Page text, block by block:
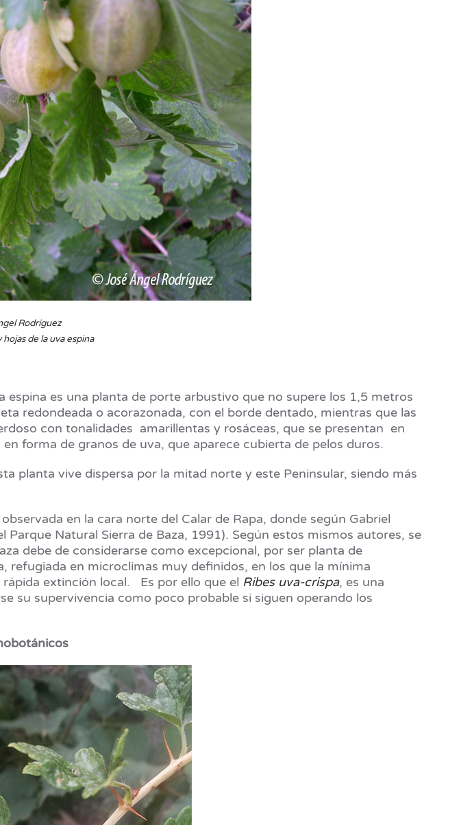
Rodríguez
de la uva espina
es una planta de porte arbustivo que no supere los 1,5 metros
redondeada o acorazonada, con el borde dentado, mientras que las
con tonalidades amarillentas y rosáceas, que se presentan en
forma de granos de uva, que aparece cubierta de pelos duros.
planta vive dispersa por la mitad norte y este Peninsular, siendo más
en la cara norte del Calar de Rapa, donde según Gabriel
Natural Sierra de Baza, 1991). Según estos mismos autores, se
debe de considerarse como excepcional, por ser planta de
en microclimas muy definidos, en los que la mínima
extinción local. Es por ello que el Ribes uva-crispa, es una
su supervivencia como poco probable si siguen operando los